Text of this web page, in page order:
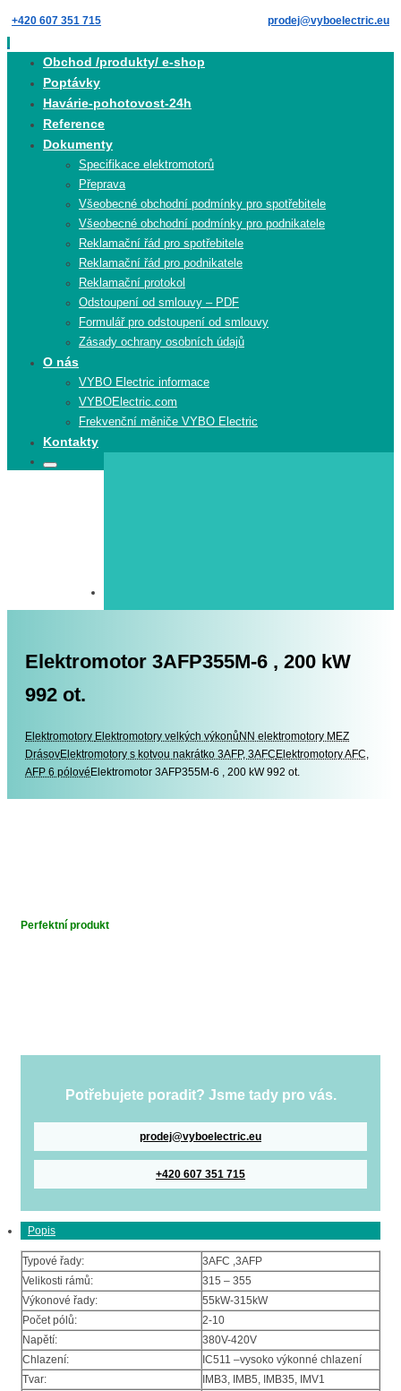
Skip
to
content
+420 607 351 715 prodej@vyboelectric.eu
Obchod /produkty/ e-shop
Poptávky
Havárie-pohotovost-24h
Reference
Dokumenty
Specifikace elektromotorů
Přeprava
Všeobecné obchodní podmínky pro spotřebitele
Všeobecné obchodní podmínky pro podnikatele
Reklamační řád pro spotřebitele
Reklamační řád pro podnikatele
Reklamační protokol
Odstoupení od smlouvy – PDF
Formulář pro odstoupení od smlouvy
Zásady ochrany osobních údajů
O nás
VYBO Electric informace
VYBOElectric.com
Frekvenční měniče VYBO Electric
Kontakty
Search
Search
Elektromotor 3AFP355M-6 , 200 kW
992 ot.
Elektromotory Elektromotory
Elektromotory velkých výkonů NN elektromotory MEZ
DrásovElektromotory s kotvou nakrátko 3AFP, 3AFC Elektromotory AFC,
AFP 6 pólové Elektromotor 3AFP355M-6 , 200 kW 992 ot.
Perfektní produkt
Potřebujete poradit? Jsme tady pro vás.
prodej@vyboelectric.eu
+420 607 351 715
Popis
Typové řady:
3AFC ,3AFP
Velikosti rámů:
315 – 355
Výkonové řady:
55kW-315kW
Počet pólů:
2-10
Napětí:
380V-420V
Chlazení:
IC511 –vysoko výkonné chlazení
Tvar:
IMB3, IMB5, IMB35, IMV1